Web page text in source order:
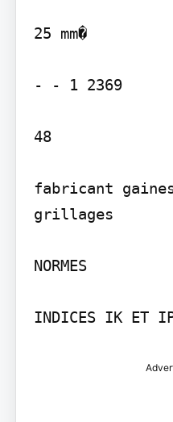
25 mm�
- - 1 2369
48
fabricant
grillages
NORMES
INDICES IK ET